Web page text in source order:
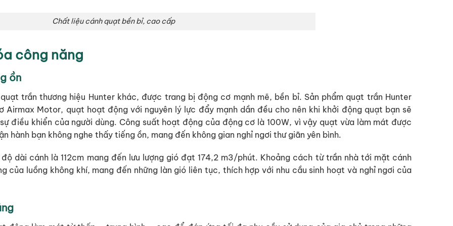
Chất liệu cánh quạt bền bỉ, cao cấp
công năng
ồn
trần thương hiệu Hunter khác, được trang bị động cơ mạnh mẽ, bền bỉ. Sản phẩm quạt trần Hunter
Airmax Motor, quạt hoạt động với nguyên lý lực đẩy mạnh dần đều cho nên khi khởi động quạt bạn sẽ
điều khiển của người dùng. Công suất hoạt động của động cơ là 100W, vì vậy quạt vừa làm mát được
hành bạn không nghe thấy tiếng ồn, mang đến không gian nghỉ ngơi thư giãn yên bình.
dài cánh là 112cm mang đến lưu lượng gió đạt 174,2 m3/phút. Khoảng cách từ trần nhà tới mặt cánh
của luồng không khí, mang đến những làn gió liên tục, thích hợp với nhu cầu sinh hoạt và nghỉ ngơi của